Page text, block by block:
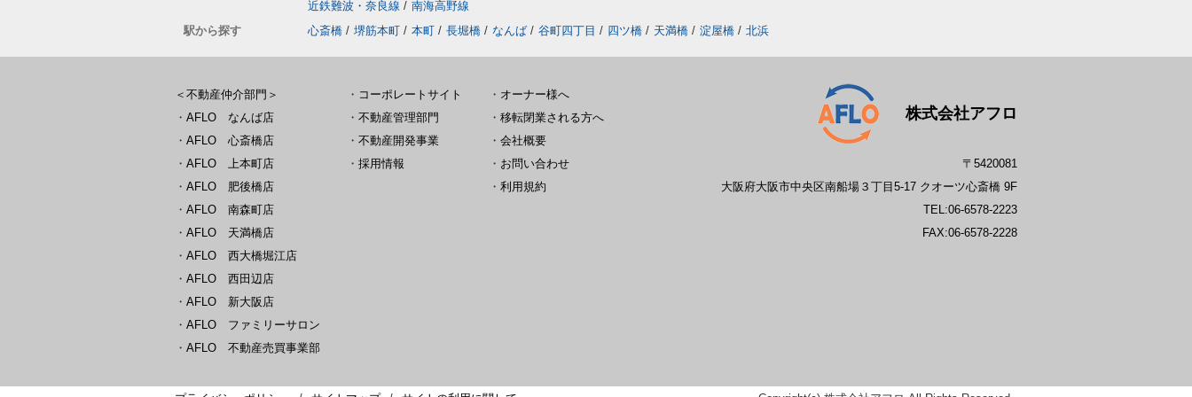
近鉄難波・奈良線 / 南海高野線
駅から探す
心斎橋 / 堺筋本町 / 本町 / 長堀橋 / なんば / 谷町四丁目 / 四ツ橋 / 天満橋 / 淀屋橋 / 北浜
＜不動産仲介部門＞
・ AFLO なんば店
・ AFLO 心斎橋店
・ AFLO 上本町店
・ AFLO 肥後橋店
・ AFLO 南森町店
・ AFLO 天満橋店
・ AFLO 西大橋堀江店
・ AFLO 西田辺店
・ AFLO 新大阪店
・ AFLO ファミリーサロン
・ AFLO 不動産売買事業部
・ コーポレートサイト
・ 不動産管理部門
・ 不動産開発事業
・ 採用情報
・ オーナー様へ
・ 移転閉業される方へ
・ 会社概要
・ お問い合わせ
・ 利用規約
株式会社アフロ
〒5420081
大阪府大阪市中央区南船場３丁目5-17 クオーツ心斎橋 9F
TEL:06-6578-2223
FAX:06-6578-2228